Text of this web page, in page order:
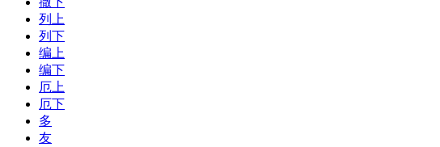
列上
列下
编上
编下
厄上
厄下
多
友